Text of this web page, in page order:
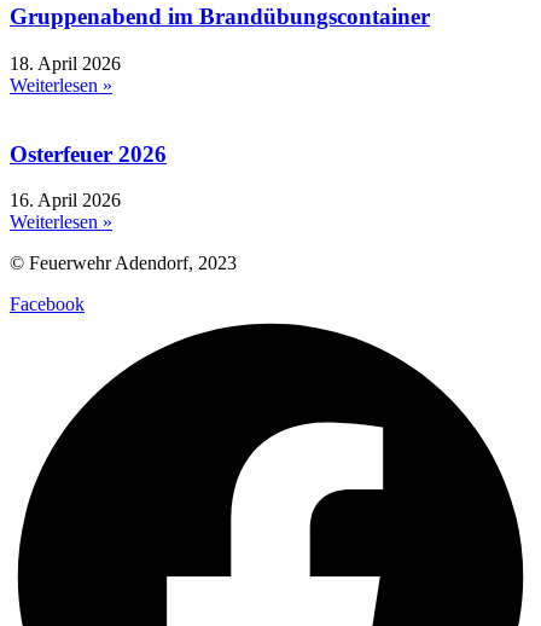
Gruppenabend im Brandübungscontainer
18. April 2026
Weiterlesen »
Osterfeuer 2026
16. April 2026
Weiterlesen »
© Feuerwehr Adendorf, 2023
Facebook